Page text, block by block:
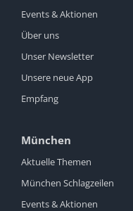
Events & Aktionen
Über uns
Unser Newsletter
Unsere neue App
Empfang
München
Aktuelle Themen
München Schlagzeilen
Events & Aktionen